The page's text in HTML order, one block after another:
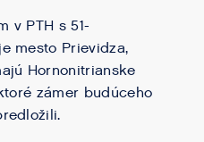
v PTH s 51-
mesto Prievidza,
Hornonitrianske
zámer budúceho